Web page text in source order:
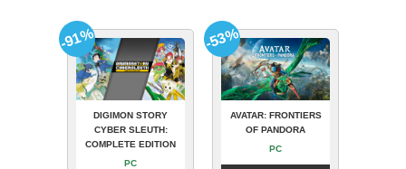
DIGIMON STORY
CYBER SLEUTH:
COMPLETE EDITION
PC
-91%
AVATAR: FRONTIERS
OF PANDORA
PC
-53%